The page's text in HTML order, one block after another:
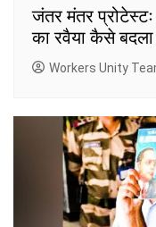
जंतर मंतर
का रवैया कैसे बदला
Workers Unity